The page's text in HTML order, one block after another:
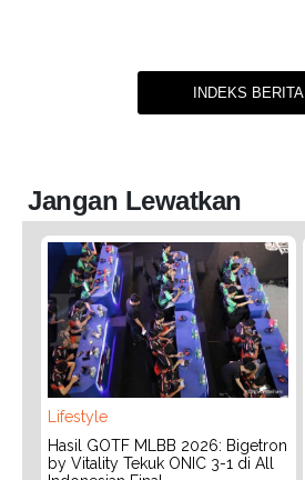
INDEKS BERITA
Jangan Lewatkan
Lifestyle
Hasil GOTF MLBB 2026: Bigetron
by Vitality Tekuk ONIC 3-1 di All